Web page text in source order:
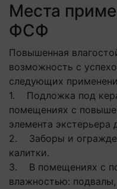
Места
ФСФ
Повышенная
возможность с
следующих
1. Подложка под
помещениях с
элемента экстерьера
2. Заборы и
калитки.
3. В помещениях с
влажностью: